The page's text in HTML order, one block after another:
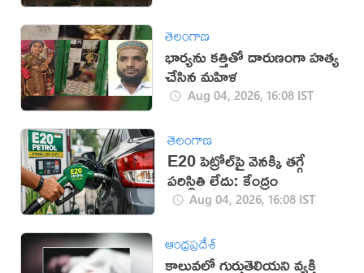
తెలంగాణ
భార్యను కత్తితో దారుణంగా హత్య
చేసిన మహిళ
Aug 04, 2026, 16:08 IST
తెలంగాణ
E20 పెట్రోల్‌పై వెనక్కి తగ్గే
పరిస్థితి లేదు: కేంద్రం
Aug 04, 2026, 16:08 IST
ఆంధ్రప్రదేశ్
కాలువలో గుర్తుతెలియని వ్యక్తి